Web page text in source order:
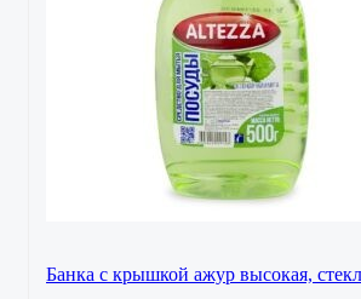
Банка с крышкой ажур высокая,